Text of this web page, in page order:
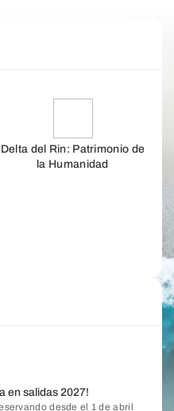
Delta del Rin: Patrimonio de
la Humanidad
en salidas 2027!
desde el 1 de abril